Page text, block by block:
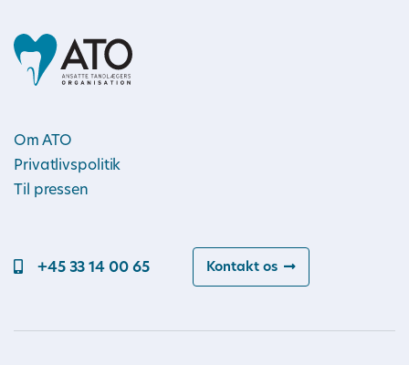
Om ATO
Privatlivspolitik
Til pressen
+45 33 14 00 65 Kontakt os